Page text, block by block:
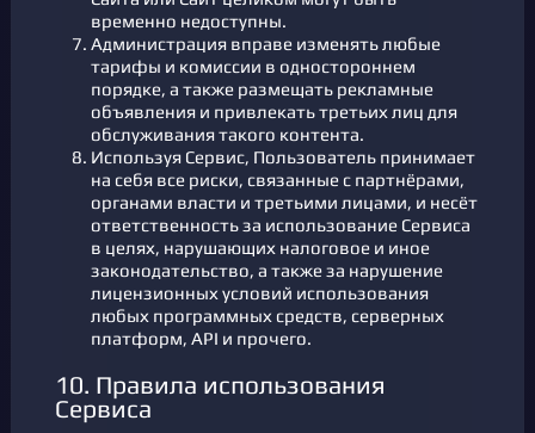
временно недоступны.
Администрация вправе изменять любые
тарифы и комиссии в одностороннем
порядке, а также размещать рекламные
объявления и привлекать третьих лиц для
обслуживания такого контента.
Используя Сервис, Пользователь принимает
на себя все риски, связанные с партнёрами,
органами власти и третьими лицами, и несёт
ответственность за использование Сервиса
в целях, нарушающих налоговое и иное
законодательство, а также за нарушение
лицензионных условий использования
любых программных средств, серверных
платформ, API и прочего.
10. Правила использования
Сервиса